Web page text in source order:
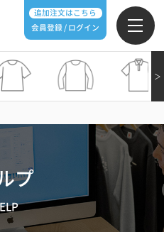
追加注文はこちら
会員登録 / ログイン
＞
プ